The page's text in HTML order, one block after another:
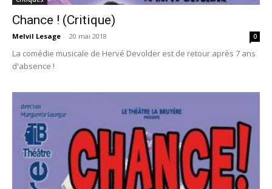
Chance ! (Critique)
Melvil Lesage - 20 mai 2018 0
La comédie musicale de Hervé Devolder est de retour après 7 ans
d'absence !